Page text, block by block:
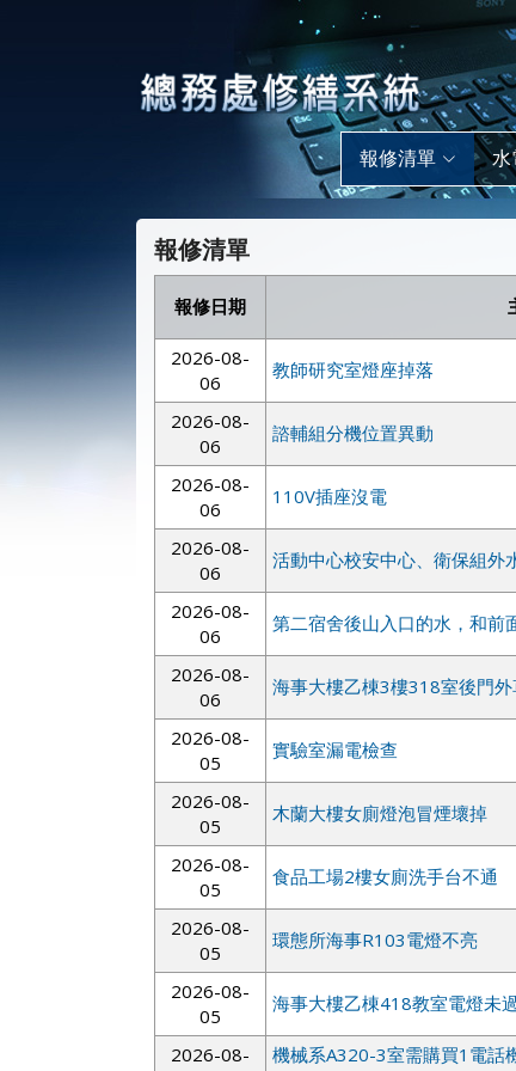
報修清單 水
報修清單
報修日期
2026-08-
06
教師研究室燈座掉落
2026-08-
06
諮輔組分機位置異動
2026-08-
06
110V插座沒電
2026-08-
06
活動中心校安中心、衛保組外
2026-08-
06
第二宿舍後山入口的水，和前
2026-08-
06
海事大樓乙棟3樓318室後門
2026-08-
05
實驗室漏電檢查
2026-08-
05
木蘭大樓女廁燈泡冒煙壞掉
2026-08-
05
食品工場2樓女廁洗手台不通
2026-08-
05
環態所海事R103電燈不亮
2026-08-
05
海事大樓乙棟418教室電燈未
2026-08-
機械系A320-3室需購買1電話